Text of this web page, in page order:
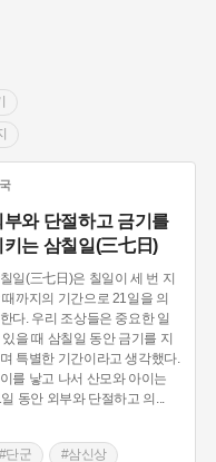
도설화
운동 #애민
립선언
설 #박물관
#원호원두표묘역 #용인
시정부 #염전
화 #생활용품
산 #항일투쟁
부와 단절하고 금기를
키는 삼칠일(三七日)
일(三七日)은 칠일이 세 번 지
때까지의 기간으로 21일을 의
다. 우리 조상들은 중요한 일
있을 때 삼칠일 동안 금기를 지
특별한 기간이라고 생각했다.
를 낳고 나서 산모와 아이는
동안 외부와 단절하고 의
#단군 #삼신상